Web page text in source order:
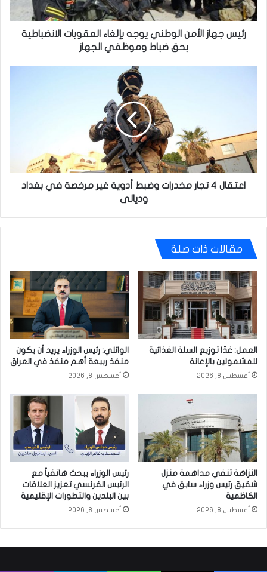
الانضباطية
بحق
ضباطرئيس جهاز الأمن الوطني يوجه بإلغاء العقوبات الانضباطية
بحق ضباط وموظفي الجهاز
أدوية
غير
مرخصة
في
بغداد
اعتقال 4 تجار مخدرات وضبط أدوية غير مرخصة في بغداد
وديالى
مقالات ذات صلة
العمل: غدًا توزيع السلة الغذائية
للمشمولين بالإعانة
أغسطس 8, 2026
الوائلي: رئيس الوزراء يريد أن يكون
منفذ ربيعة أهم منفذ في العراق
أغسطس 8, 2026
النزاهة تنفي مداهمة منزل
شقيق رئيس وزراء سابق في
الكاظمية
أغسطس 8, 2026
رئيس الوزراء يبحث هاتفياً مع
الرئيس الفرنسي تعزيز العلاقات
بين البلدين والتطورات الإقليمية
أغسطس 8, 2026